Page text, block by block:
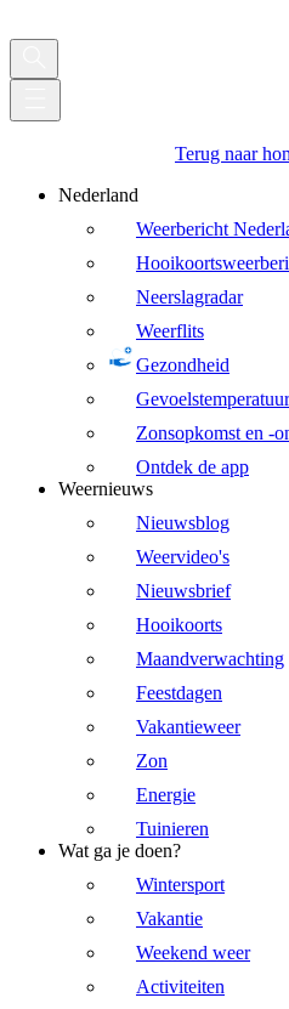
Terug naar
Nederland
Weerbericht
Neerslagradar
Weerflits
Gezondheid
Gevoelstemperatuur
Zonsopkomst en -
Ontdek de app
Weernieuws
Nieuwsblog
Weervideo's
Nieuwsbrief
Hooikoorts
Maandverwachting
Feestdagen
Vakantieweer
Zon
Energie
Tuinieren
Wat ga je doen?
Wintersport
Vakantie
Weekend weer
Activiteiten